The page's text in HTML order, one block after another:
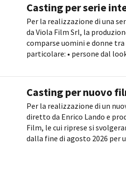
Casting per serie
Per la realizzazione di una
da Viola Film Srl, la
comparse uomini e donne tra
Casting per nuovo
Per la realizzazione di un
diretto da Enrico Lando e
Film, le cui riprese si
dalla fine di agosto 2026 per